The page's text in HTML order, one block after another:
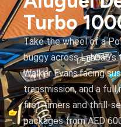
Turbo
Take the wheel of a
buggy across
Walker Evans racing
transmission, and a
first-timers and thrill-
packages from AED